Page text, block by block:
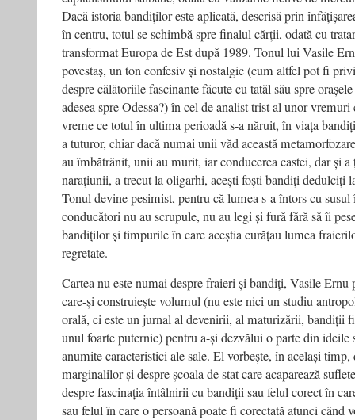
Dacă istoria bandiților este aplicată, descrisă prin
în centru, totul se schimbă spre finalul cărții, odată cu
transformat Europa de Est după 1989. Tonul lui Vasile
povestaș, un ton confesiv și nostalgic (cum altfel pot fi
despre călătoriile fascinante făcute cu tatăl său spre
adesea spre Odessa?) în cel de analist trist al unor
vreme ce totul în ultima perioadă s-a năruit, în viața
a tuturor, chiar dacă numai unii văd această
au îmbătrânit, unii au murit, iar conducerea castei, dar și
narațiunii, a trecut la oligarhi, acești foști bandiți dedulciți
Tonul devine pesimist, pentru că lumea s-a întors cu
conducători nu au scrupule, nu au legi și fură fără să îi
bandiților și timpurile în care aceștia curățau lumea
regretate.
Cartea nu este numai despre fraieri și bandiți, Vasile
care-și construiește volumul (nu este nici un studiu
orală, ci este un jurnal al devenirii, al maturizării, bandiții
unul foarte puternic) pentru a-și dezvălui o parte din ideile
anumite caracteristici ale sale. El vorbește, în același timp,
marginalilor și despre școala de stat care acaparează
despre fascinația întâlnirii cu bandiții sau felul corect în
sau felul în care o persoană poate fi corectată atunci când